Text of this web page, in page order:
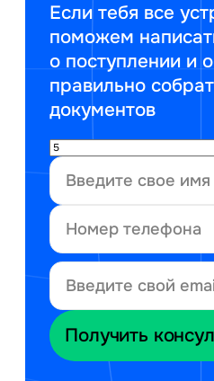
Если тебя все
поможем
о поступлении и
правильно
документов